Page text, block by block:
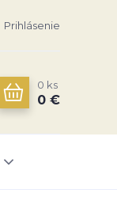
Prihlásenie
0 ks
0 €